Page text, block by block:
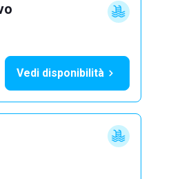
Vedi disponibilità